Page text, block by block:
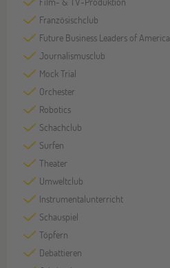
Französischclub
Future Business Leaders of America
Journalismusclub
Mock Trial
Orchester
Robotics
Schachclub
Surfen
Theater
Umweltclub
Instrumentalunterricht
Schauspiel
Töpfern
Debattieren